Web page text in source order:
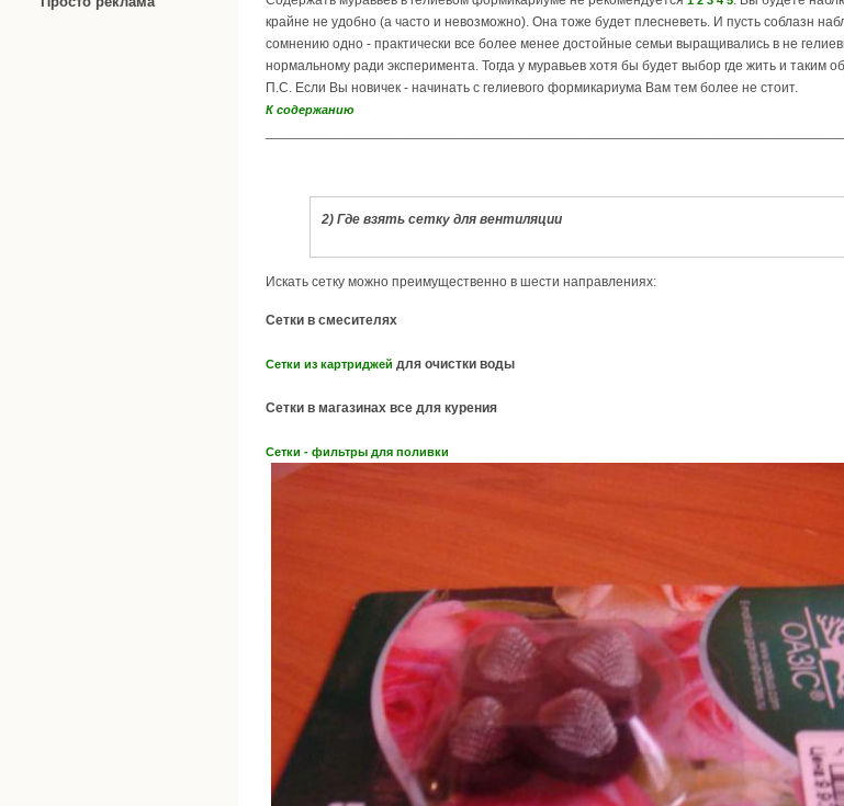
крайне не удобно (а часто и невозможно). Она тоже будет плесневеть. И пусть соблазн
сомнению одно - практически все более менее достойные семьи выращивались в не
нормальному ради эксперимента. Тогда у муравьев хотя бы будет выбор где жить и таким
П.С. Если Вы новичек - начинать с гелиевого формикариума Вам тем более не стоит.
К содержанию
2) Где взять сетку для вентиляции
Искать сетку можно преимущественно в шести направлениях:
Сетки в смесителях
Сетки из картриджей для очистки воды
Сетки в магазинах все для курения
Сетки - фильтры для поливки